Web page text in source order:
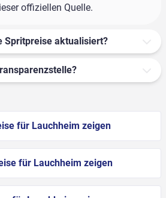
offiziellen Quelle.
Spritpreise aktualisiert?
für Lauchheim zeigen
für Lauchheim zeigen